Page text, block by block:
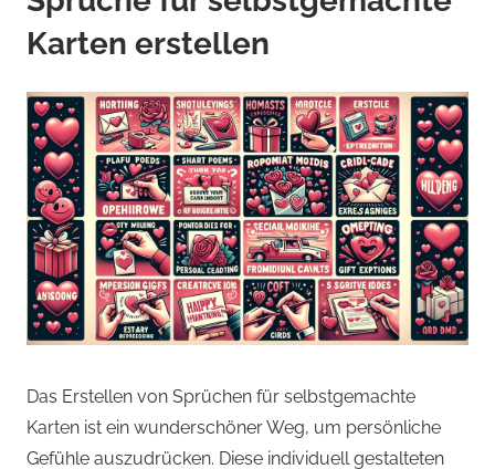
Karten erstellen
Das Erstellen von Sprüchen für selbstgemachte
Karten ist ein wunderschöner Weg, um persönliche
Gefühle auszudrücken. Diese individuell gestalteten